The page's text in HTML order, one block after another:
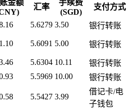
金额
汇率
手续费
(SGD)
支付方式
5.6279 3.50
银行转账
5.6091 5.00 银行转账
5.6304 10.11
银行转账
5.5969 10.00 银行转账
5.5427 3.99
借记卡/电
子钱包